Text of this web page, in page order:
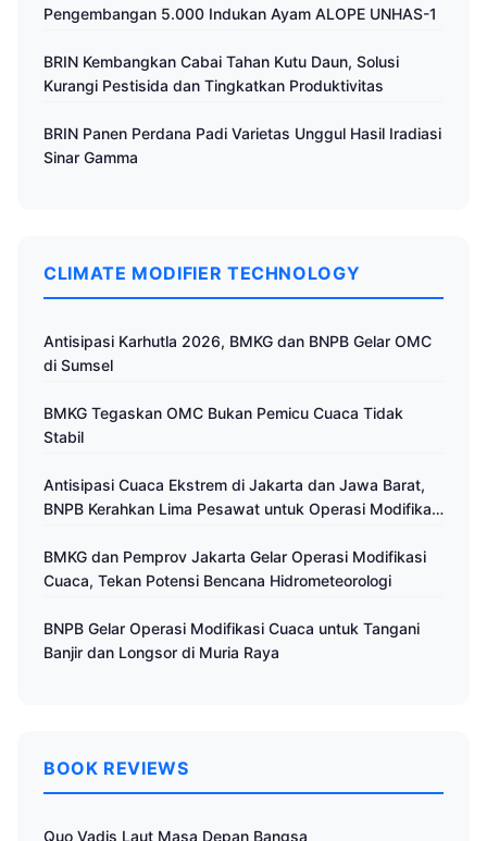
Pengembangan 5.000 Indukan Ayam ALOPE UNHAS-1
BRIN Kembangkan Cabai Tahan Kutu Daun, Solusi
Kurangi Pestisida dan Tingkatkan Produktivitas
BRIN Panen Perdana Padi Varietas Unggul Hasil Iradiasi
Sinar Gamma
CLIMATE MODIFIER TECHNOLOGY
Antisipasi Karhutla 2026, BMKG dan BNPB Gelar OMC
di Sumsel
BMKG Tegaskan OMC Bukan Pemicu Cuaca Tidak
Stabil
Antisipasi Cuaca Ekstrem di Jakarta dan Jawa Barat,
BNPB Kerahkan Lima Pesawat untuk Operasi Modifikasi
BMKG dan Pemprov Jakarta Gelar Operasi Modifikasi
Cuaca, Tekan Potensi Bencana Hidrometeorologi
BNPB Gelar Operasi Modifikasi Cuaca untuk Tangani
Banjir dan Longsor di Muria Raya
BOOK REVIEWS
Quo Vadis Laut Masa Depan Bangsa